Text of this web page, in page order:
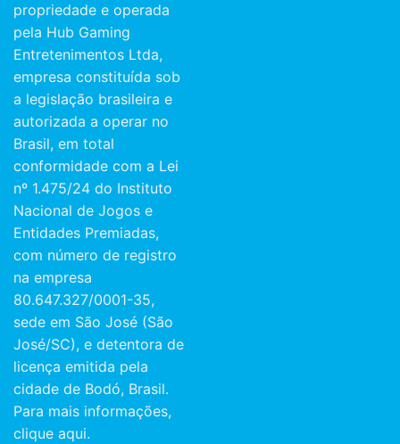
propriedade e operada
pela Hub Gaming
Entretenimentos Ltda,
empresa constituída sob
a legislação brasileira e
autorizada a operar no
Brasil, em total
conformidade com a Lei
nº 1.475/24 do Instituto
Nacional de Jogos e
Entidades Premiadas,
com número de registro
na empresa
80.647.327/0001-35,
sede em São José (São
José/SC), e detentora de
licença emitida pela
cidade de Bodó, Brasil.
Para mais informações,
clique aqui.